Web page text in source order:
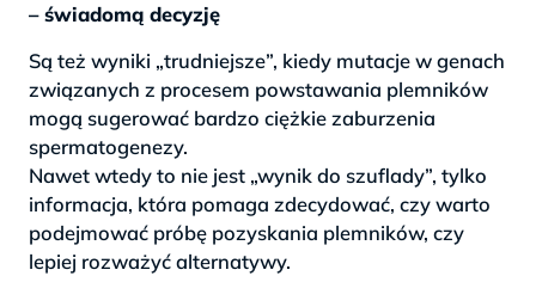
– świadomą decyzję
Są też wyniki „trudniejsze”, kiedy mutacje w genach
związanych z procesem powstawania plemników
mogą sugerować bardzo ciężkie zaburzenia
spermatogenezy.
Nawet wtedy to nie jest „wynik do szuflady”, tylko
informacja, która pomaga zdecydować, czy warto
podejmować próbę pozyskania plemników, czy
lepiej rozważyć alternatywy.